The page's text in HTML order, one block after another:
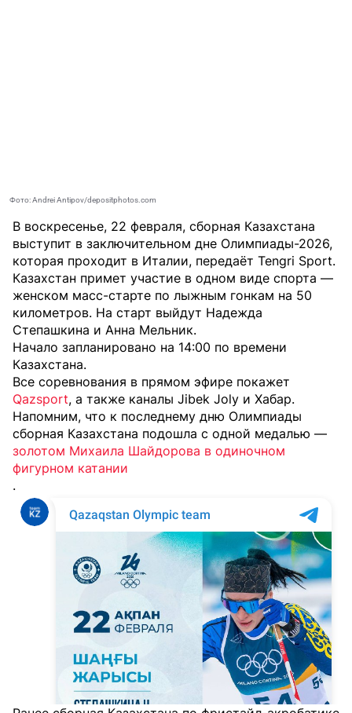
Фото: Andrei Antipov/depositphotos.com
В воскресенье, 22 февраля, сборная Казахстана
выступит в заключительном дне Олимпиады-2026,
которая проходит в Италии, передаёт Tengri Sport.
Казахстан примет участие в одном виде спорта —
женском масс-старте по лыжным гонкам на 50
километров. На старт выйдут Надежда
Степашкина и Анна Мельник.
Начало запланировано на 14:00 по времени
Казахстана.
Все соревнования в прямом эфире покажет
Qazsport, а также каналы Jibek Joly и Хабар.
Напомним, что к последнему дню Олимпиады
сборная Казахстана подошла с одной медалью —
золотом Михаила Шайдорова в одиночном
фигурном катании
.